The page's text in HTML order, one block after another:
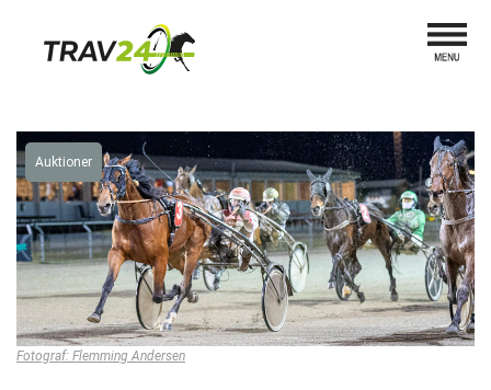
Auktioner
Fotograf: Flemming Andersen